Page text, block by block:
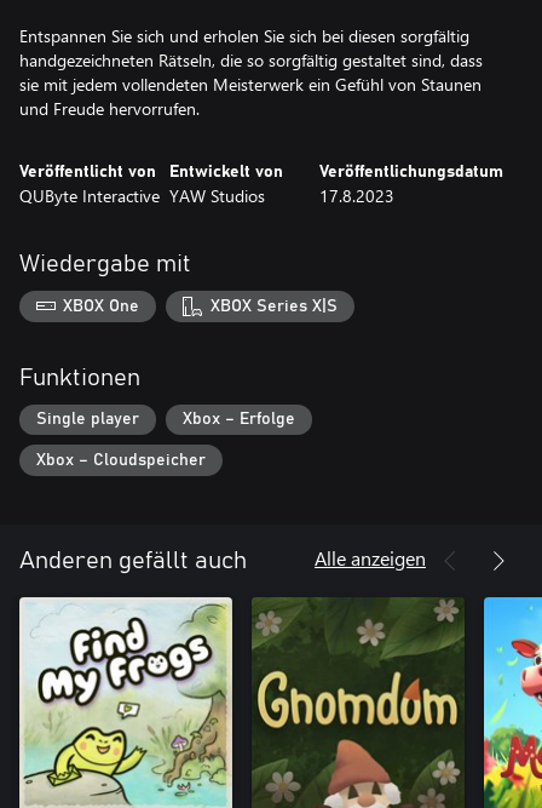
Entspannen Sie sich und erholen Sie sich bei diesen sorgfältig
handgezeichneten Rätseln, die so sorgfältig gestaltet sind, dass
sie mit jedem vollendeten Meisterwerk ein Gefühl von Staunen
und Freude hervorrufen.
Veröffentlicht von
QUByte Interactive
Entwickelt von
YAW Studios
Veröffentlichungsdatum
17.8.2023
Wiedergabe mit
XBOX One XBOX Series X|S
Funktionen
Single player Xbox – Erfolge
Xbox – Cloudspeicher
Anderen gefällt auch Alle anzeigen